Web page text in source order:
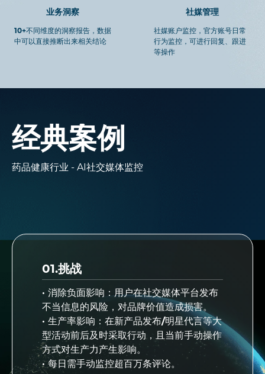
业务洞察
10+不同维度的洞察报告，数据
中可以直接推断出来相关结论
社媒管理
社媒账户监控，官方账号日常
行为监控，可进行回复、跟进
等操作
经典案例
药品健康行业 - AI社交媒体监控
01.挑战
· 消除负面影响：用户在社交媒体平台发布
不当信息的风险，对品牌价值造成损害。
· 生产率影响：在新产品发布/明星代言等大
型活动前后及时采取行动，且当前手动操作
方式对生产力产生影响。
· 每日需手动监控超百万条评论。